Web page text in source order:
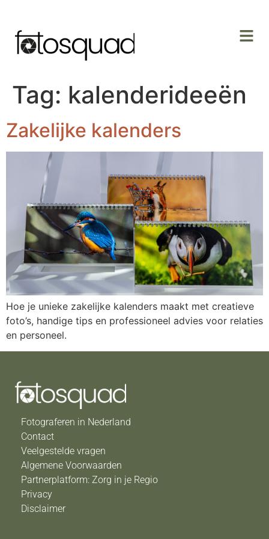
Tag: kalenderideeën
Zakelijke kalenders
Hoe je unieke zakelijke kalenders maakt met creatieve
foto’s, handige tips en professioneel advies voor relaties
en personeel.
Fotograferen in Nederland
Contact
Veelgestelde vragen
Algemene Voorwaarden
Partnerplatform: Zorg in je Regio
Privacy
Disclaimer